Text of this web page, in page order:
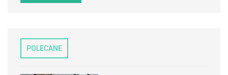
POLECANE